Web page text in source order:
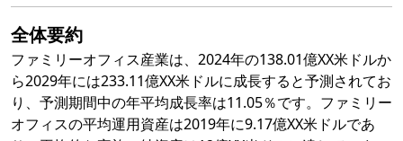
全体要約
ファミリーオフィス産業は、2024年の138.01億XX米ドルか
ら2029年には233.11億XX米ドルに成長すると予測されてお
り、予測期間中の年平均成長率は11.05％です。ファミリー
オフィスの平均運用資産は2019年に9.17億XX米ドルであ